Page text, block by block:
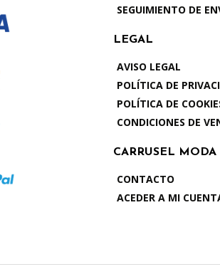
SEGUIMIENTO DE
LEGAL
AVISO LEGAL
POLÍTICA DE
POLÍTICA DE
CONDICIONES DE
CARRUSEL MODA
CONTACTO
ACEDER A MI